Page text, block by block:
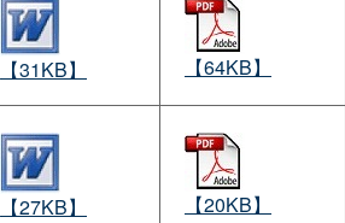
【31KB】
【64KB】
【27KB】
【20KB】